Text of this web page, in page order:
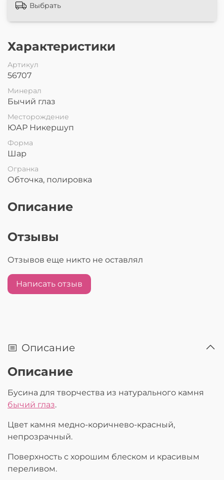
Выбрать
Характеристики
Артикул
56707
Минерал
Бычий глаз
Месторождение
ЮАР Никершуп
Форма
Шар
Огранка
Обточка, полировка
Описание
Отзывы
Отзывов еще никто не оставлял
Написать отзыв
Описание
Описание
Бусина для творчества из натурального камня
бычий глаз.
Цвет камня медно-коричнево-красный,
непрозрачный.
Поверхность с хорошим блеском и красивым
переливом.